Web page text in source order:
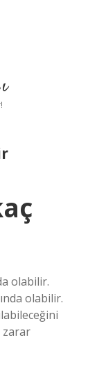
olabilir.
olabilir.
zarar